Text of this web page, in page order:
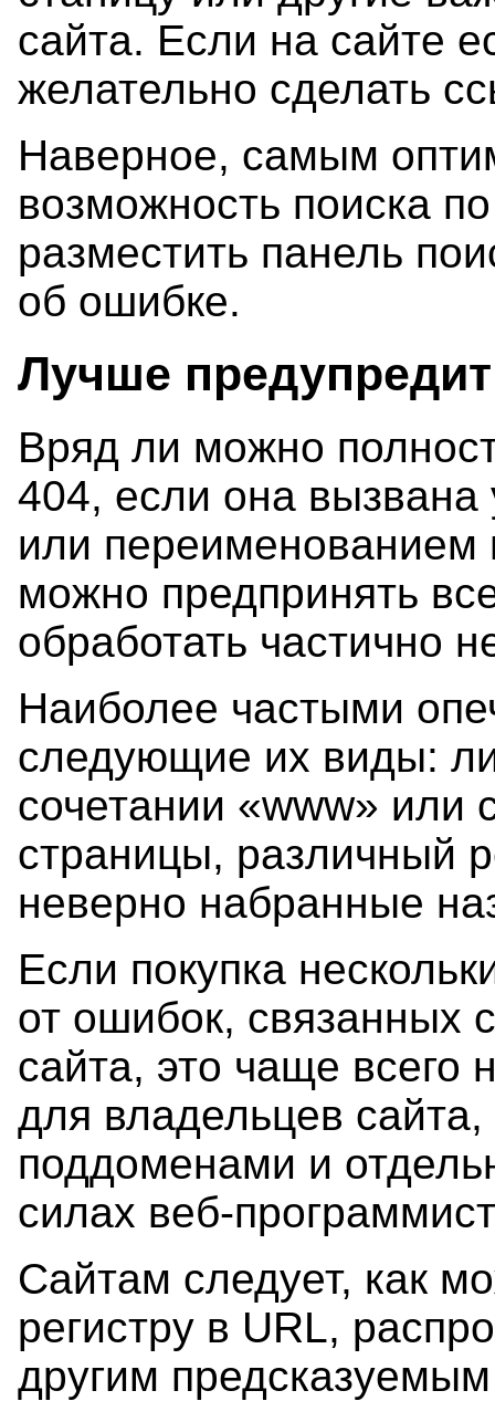
сайта. Если на сайте
желательно сделать
Наверное, самым
возможность поиска
разместить панель
об ошибке.
Лучше
Вряд ли можно
404, если она
или переименованием
можно предпринять
обработать частично
Наиболее частыми
следующие их виды:
сочетании «www» или
страницы, различный
неверно набранные
Если покупка
от ошибок, связанных
сайта, это чаще всего
для владельцев сайта,
поддоменами и
силах веб-
Сайтам следует, как
регистру в URL,
другим